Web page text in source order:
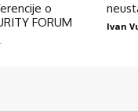
o
FORUM
Ivan